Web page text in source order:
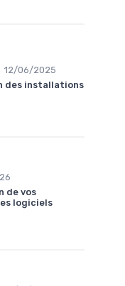
12/06/2025
des installations
de vos
logiciels